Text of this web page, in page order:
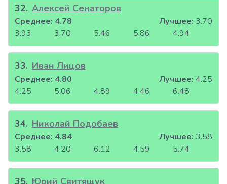
32. Алексей Сенаторов
3.93 3.70 5.46 5.86 4.94
Среднее: 4.78 Лучшее: 3.70
33. Иван Лицов
4.25 5.06 4.89 4.46 6.48
Среднее: 4.80 Лучшее: 4.25
34. Николай Подобаев
3.58 4.20 6.12 4.59 5.74
Среднее: 4.84 Лучшее: 3.58
35. Юрий Свитящук